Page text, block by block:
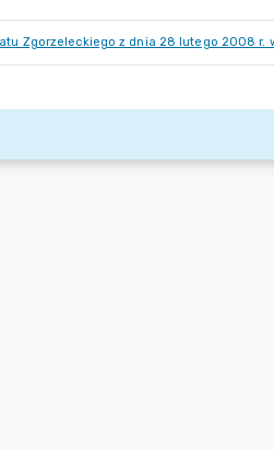
Zgorzeleckiego z dnia 28 lutego 2008